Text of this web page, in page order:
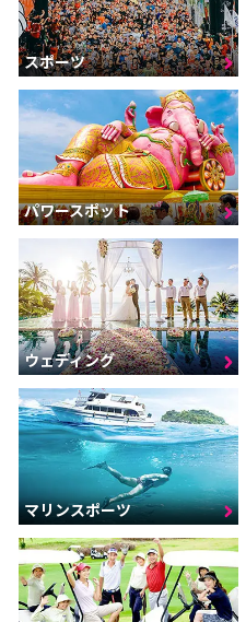
スポーツ
パワースポット
ウェディング
マリンスポーツ